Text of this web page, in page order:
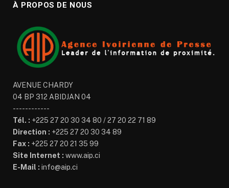
À PROPOS DE NOUS
AVENUE CHARDY
04 BP 312 ABIDJAN 04
------------
Tél. : +225 27 20 30 34 80 / 27 20 22 71 89
Direction : +225 27 20 30 34 89
Fax : +225 27 20 21 35 99
Site Internet : www.aip.ci
E-Mail : info@aip.ci